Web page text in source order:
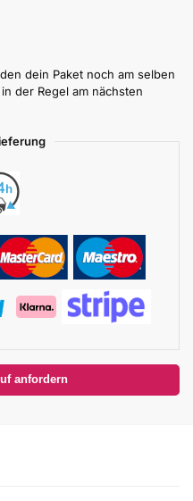
dein Paket noch am selben
der Regel am nächsten
anfordern